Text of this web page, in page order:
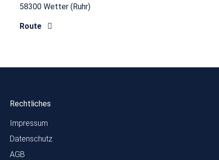
58300 Wetter (Ruhr)
Route
Rechtliches
Impressum
Datenschutz
AGB